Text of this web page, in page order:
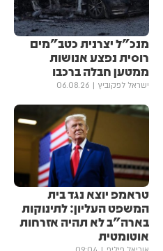
מנכ"ל יצרנית כטב"מים
רוסית נפצע אנושות
ממטען חבלה ברכבו
ישראל לפקוביץ 06.08.26
טראמפ יוצא נגד בית
המשפט העליון: לתינוקות
בארה"ב לא תהיה אזרחות
אוטומטית